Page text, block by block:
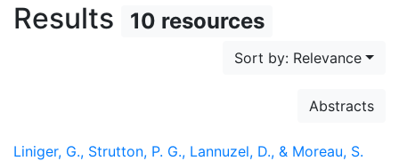
Results 10 resources
Sort by: Relevance
Abstracts
Liniger, G., Strutton, P. G., Lannuzel, D., & Moreau, S.